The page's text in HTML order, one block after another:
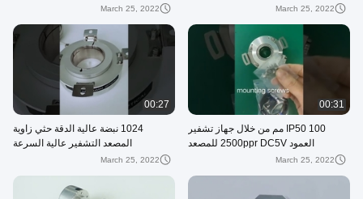
March 25, 2022
March 25, 2022
00:31
IP50 100 مم من خلال جهاز تشفير
العمود 2500ppr DC5V للمصعد
March 25, 2022
00:27
1024 نبضة عالية الدقة حثي زاوية
المصعد التشفير عالية السرعة
March 25, 2022